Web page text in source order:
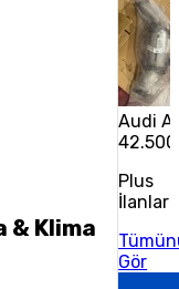
& Klima
Audi
Plus
İlanlar
Gör